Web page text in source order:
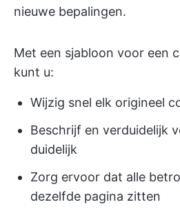
nieuwe bepalingen.
Met een sjabloon voor een
kunt u:
Wijzig snel elk origineel
Beschrijf en verduidelijk
duidelijk
Zorg ervoor dat alle
dezelfde pagina zitten